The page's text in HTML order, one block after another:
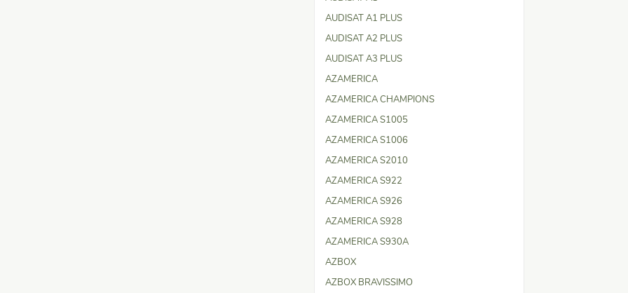
AUDISAT A1 PLUS
AUDISAT A2 PLUS
AUDISAT A3 PLUS
AZAMERICA
AZAMERICA CHAMPIONS
AZAMERICA S1005
AZAMERICA S1006
AZAMERICA S2010
AZAMERICA S922
AZAMERICA S926
AZAMERICA S928
AZAMERICA S930A
AZBOX
AZBOX BRAVISSIMO